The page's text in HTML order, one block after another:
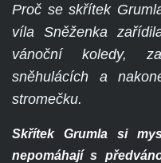
Proč se skřítek
víla Sněženka
vánoční koledy,
sněhulácích a
stromečku.
Skřítek Grumla si
nepomáhají s